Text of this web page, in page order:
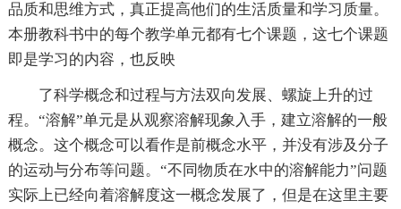
品质和思维方式，真正提高他们的生活质量和学习质量。
本册教科书中的每个教学单元都有七个课题，这七个课题
即是学习的内容，也反映
了科学概念和过程与方法双向发展、螺旋上升的过
程。“溶解”单元是从观察溶解现象入手，建立溶解的一般
概念。这个概念可以看作是前概念水平，并没有涉及分子
的运动与分布等问题。“不同物质在水中的溶解能力”问题
实际上已经向着溶解度这一概念发展了，但是在这里主要